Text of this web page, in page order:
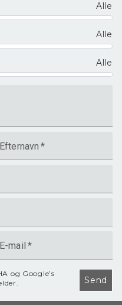
Alle
Alle
Alle
Efternavn *
E-mail *
og Google’s
Send